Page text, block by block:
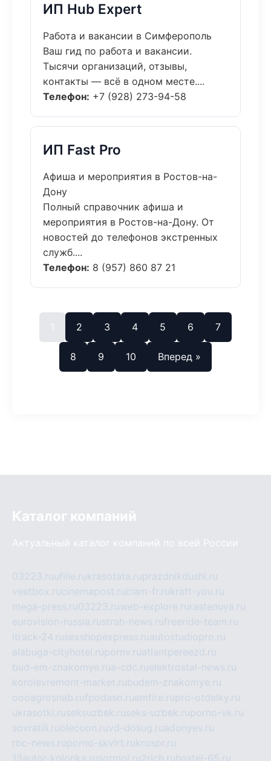
ИП Hub Expert
Работа и вакансии в Симферополь
Ваш гид по работа и вакансии.
Тысячи организаций, отзывы,
контакты — всё в одном месте....
Телефон: +7 (928) 273-94-58
ИП Fast Pro
Афиша и мероприятия в Ростов-на-
Дону
Полный справочник афиша и
мероприятия в Ростов-на-Дону. От
новостей до телефонов экстренных
служб....
Телефон: 8 (957) 860 87 21
1 2 3 4 5 6 7
8 9 10 Вперед »
Каталог компаний
Актуальный каталог компаний по всей России
03223.ruufille.rukrasotata.ruprazdnikdushi.ru
veetbox.rucinemapost.ruciam-fr.rukraft-you.ru
mega-press.ru03223.ruweb-explore.ru rastenuya.ru
eurovision-russia.rustrah-news.rufreeride-team.ru
itrack-24.rusexshopexpress.ruautostudiopro.ru
alabuga-cityhotel.rupornv.ruatlantpereezd.ru
bud-em-znakomye.rua-cdc.ruelektrostal-news.ru
korolevremont-market.rubudem-znakomye.ru
oooagrosnab.rufpodaso.ruemfire.rupro-otdelky.ru
ukrasotki.ruseksuzbek.ruseks-uzbek.ruporno-vk.ru
sovratili.ruolecoon.ruvd-dosug.ruadonyev.ru
rbc-news.ruporno-skvirt.rukrospr.ru
13autor-kolonka.rusormol.ru2rich.ru hostel-65.ru